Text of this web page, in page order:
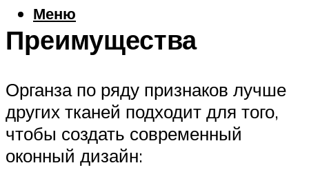
Меню
Преимущества
Органза по ряду признаков лучше
других тканей подходит для того,
чтобы создать современный
оконный дизайн: